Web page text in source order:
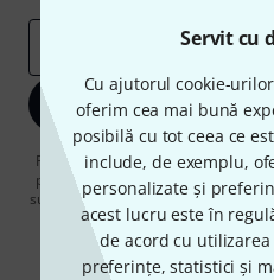
Servit cu
Cu ajutorul cookie-
oferim cea mai bună
posibilă cu tot ceea ce
include, de exemplu,
personalizate și
acest lucru este în
de acord cu
preferințe, statistici și
*
Înscrie-
Făcând clic pe „Înscrie-te acum”,
prin e-mail. Vă puteți dezabona în
suplimentare despre buletinul
protecția
*